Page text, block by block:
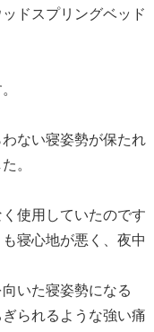
ドスプリングベッド
ない寝姿勢が保たれ
。
使用していたのです
寝心地が悪く、夜中
いた寝姿勢になる
られるような強い痛